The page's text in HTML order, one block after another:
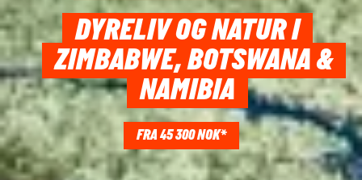
DYRELIV OG NATUR I
ZIMBABWE, BOTSWANA &
NAMIBIA
FRA 45 300 NOK*